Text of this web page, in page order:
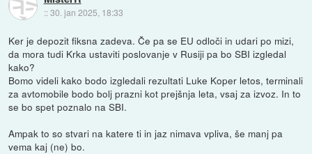
::30. jan 2025, 18:33
Ker je depozit fiksna zadeva. Če pa se EU odloči in udari po mizi,
da mora tudi Krka ustaviti poslovanje v Rusiji pa bo SBI izgledal
kako?
Bomo videli kako bodo izgledali rezultati Luke Koper letos, terminali
za avtomobile bodo bolj prazni kot prejšnja leta, vsaj za izvoz. In to
se bo spet poznalo na SBI.
Ampak to so stvari na katere ti in jaz nimava vpliva, še manj pa
vema kaj (ne) bo.